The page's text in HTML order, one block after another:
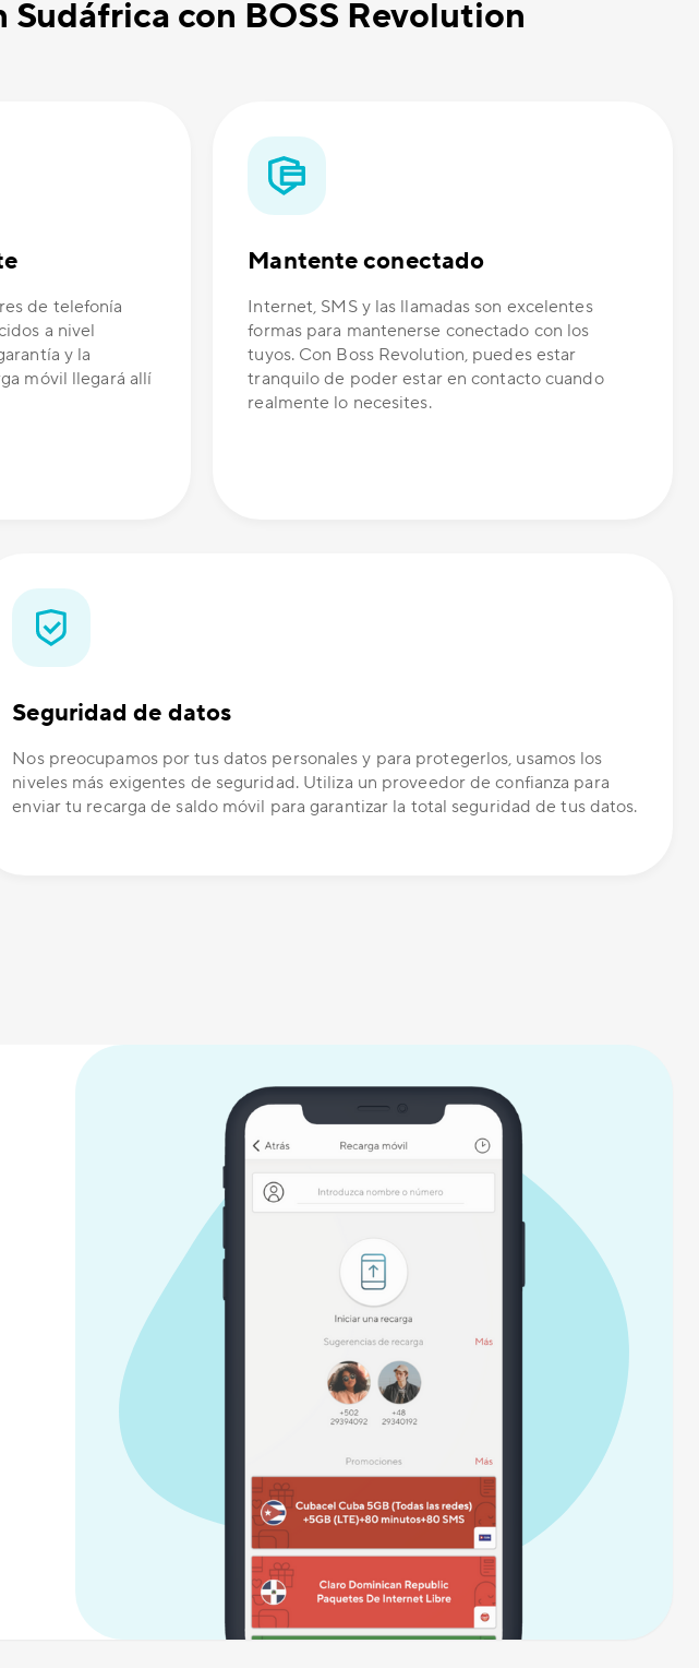
con BOSS Revolution
de telefonía
a nivel
y la
móvil llegará allí
Mantente conectado
Internet, SMS y las llamadas son excelentes
formas para mantenerse conectado con los
tuyos. Con Boss Revolution, puedes estar
tranquilo de poder estar en contacto cuando
realmente lo necesites.
Seguridad de datos
Nos preocupamos por tus datos personales y para protegerlos, usamos los
niveles más exigentes de seguridad. Utiliza un proveedor de confianza para
enviar tu recarga de saldo móvil para garantizar la total seguridad de tus datos.